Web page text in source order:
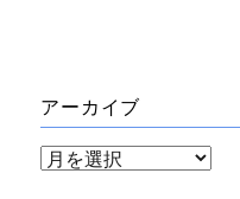
アーカイブ
ア